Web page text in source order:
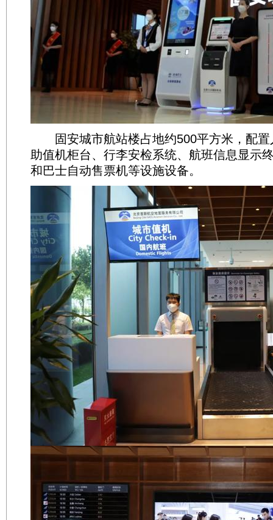
固安城市航站楼占地约500平方米，配置
助值机柜台、行李安检系统、航班信息显示
和巴士自动售票机等设施设备。